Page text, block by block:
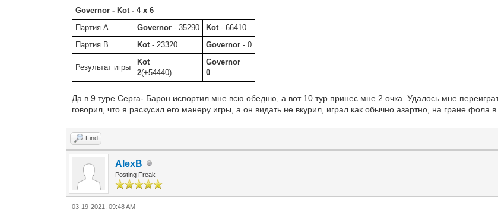
Governor - Kot - 4 x 6
Партия A
Governor - 35290 Kot - 66410
Партия B
Kot - 23320 Governor - 0
Результат игры
Kot
2(+54440)
Governor
0
Да в 9 туре Серга- Барон испортил мне всю обедню, а вот 10 тур принес мне 2 очка. Удалось мне
говорил, что я раскусил его манеру игры, а он видать не вкурил, играл как обычно азартно, на гране фола
Find
AlexB
Posting Freak
03-19-2021, 09:48 AM